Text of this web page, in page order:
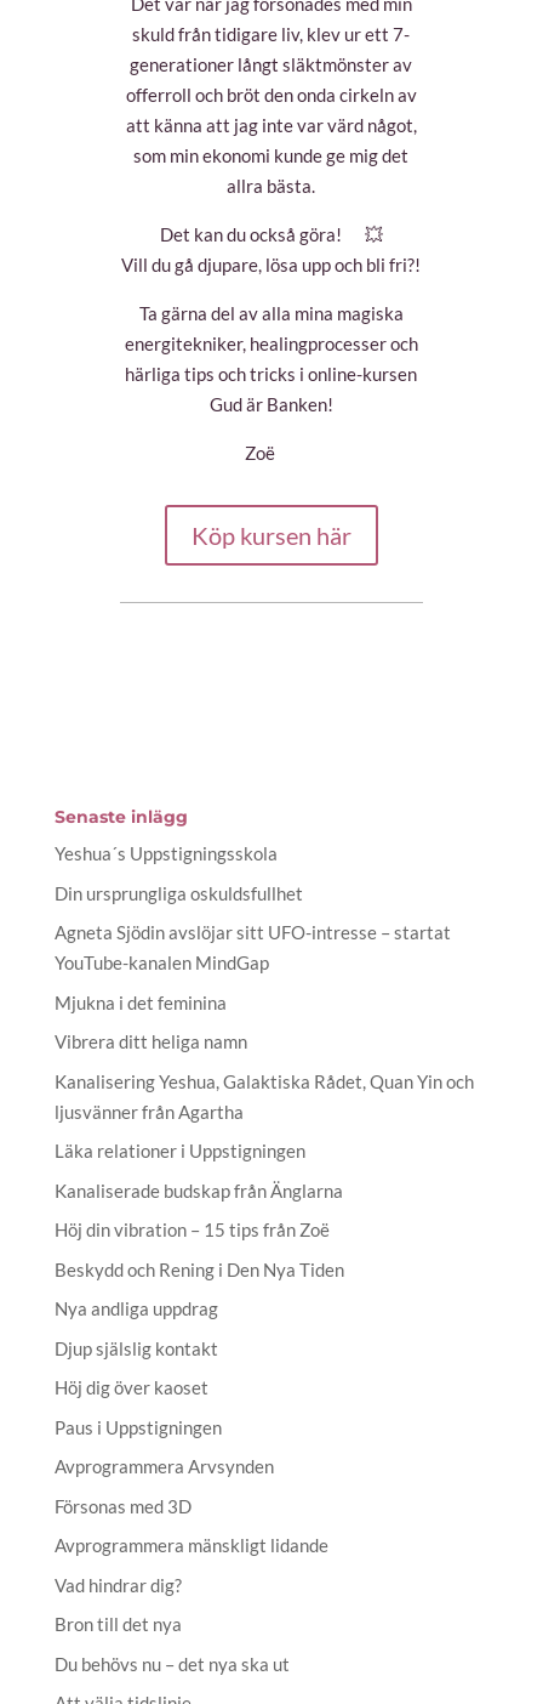
skuld från tidigare liv, klev ur ett 7-
generationer långt släktmönster av
offerroll och bröt den onda cirkeln av
att känna att jag inte var värd något,
som min ekonomi kunde ge mig det
allra bästa.
Det kan du också göra!
💥
Vill du gå djupare, lösa upp och bli fri?!
Ta gärna del av alla mina magiska
energitekniker, healingprocesser och
härliga tips och tricks i online-kursen
Gud är Banken!
Zoë
Köp kursen här
Senaste inlägg
Yeshua´s Uppstigningsskola
Din ursprungliga oskuldsfullhet
Agneta Sjödin avslöjar sitt UFO-intresse – startat
YouTube-kanalen MindGap
Mjukna i det feminina
Vibrera ditt heliga namn
Kanalisering Yeshua, Galaktiska Rådet, Quan Yin och
ljusvänner från Agartha
Läka relationer i Uppstigningen
Kanaliserade budskap från Änglarna
Höj din vibration – 15 tips från Zoë
Beskydd och Rening i Den Nya Tiden
Nya andliga uppdrag
Djup själslig kontakt
Höj dig över kaoset
Paus i Uppstigningen
Avprogrammera Arvsynden
Försonas med 3D
Avprogrammera mänskligt lidande
Vad hindrar dig?
Bron till det nya
Du behövs nu – det nya ska ut